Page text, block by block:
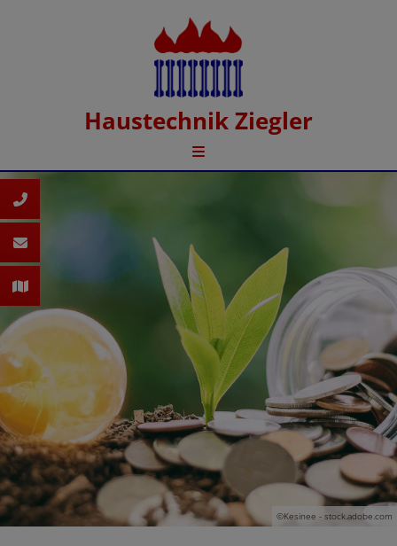
Haustechnik Ziegler
©Kesinee - stock.adobe.com
schließen
schließen